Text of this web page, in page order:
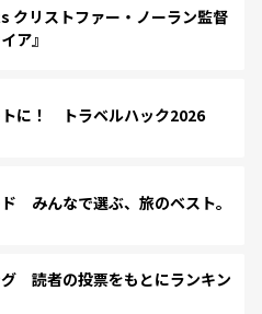
クリストファー・ノーラン監督
ア』
に！ トラベルハック2026
みんなで選ぶ、旅のベスト。
読者の投票をもとにランキン